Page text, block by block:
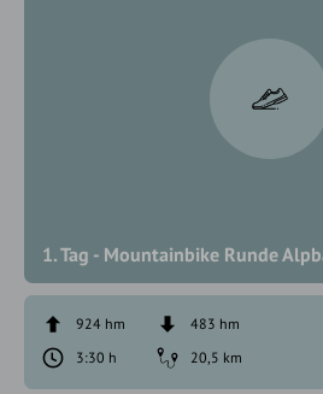
1. Tag - Mountainbike Runde
924 hm
483 hm
3:30 h
20,5 km